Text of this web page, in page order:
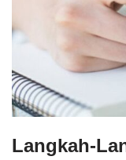
Langkah-